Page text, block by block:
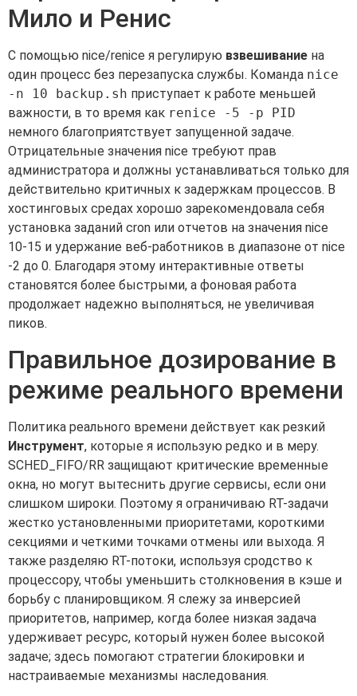
Мило и Ренис
С помощью nice/renice я регулирую взвешивание на
один процесс без перезапуска службы. Команда nice
-n 10 backup.sh приступает к работе меньшей
важности, в то время как renice -5 -p PID
немного благоприятствует запущенной задаче.
Отрицательные значения nice требуют прав
администратора и должны устанавливаться только для
действительно критичных к задержкам процессов. В
хостинговых средах хорошо зарекомендовала себя
установка заданий cron или отчетов на значения nice
10-15 и удержание веб-работников в диапазоне от nice
-2 до 0. Благодаря этому интерактивные ответы
становятся более быстрыми, а фоновая работа
продолжает надежно выполняться, не увеличивая
пиков.
Правильное дозирование в
режиме реального времени
Политика реального времени действует как резкий
Инструмент, которые я использую редко и в меру.
SCHED_FIFO/RR защищают критические временные
окна, но могут вытеснить другие сервисы, если они
слишком широки. Поэтому я ограничиваю RT-задачи
жестко установленными приоритетами, короткими
секциями и четкими точками отмены или выхода. Я
также разделяю RT-потоки, используя сродство к
процессору, чтобы уменьшить столкновения в кэше и
борьбу с планировщиком. Я слежу за инверсией
приоритетов, например, когда более низкая задача
удерживает ресурс, который нужен более высокой
задаче; здесь помогают стратегии блокировки и
настраиваемые механизмы наследования.